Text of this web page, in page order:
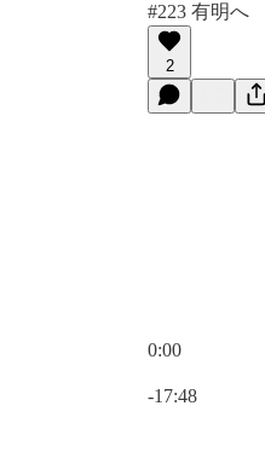
#223 有明へ
2
0:00
-17:48